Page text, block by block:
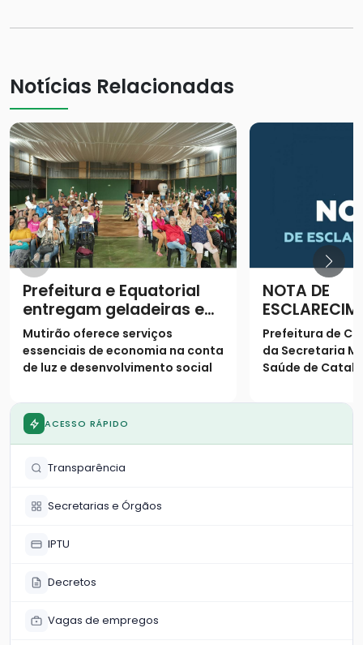
Notícias Relacionadas
Prefeitura e Equatorial
entregam geladeiras e
prestam serviços à
população
Mutirão oferece serviços
essenciais de economia na conta
de luz e desenvolvimento social
NOTA DE
Prefeitura de
da Secretaria
Saúde de
população
ACESSO RÁPIDO
Transparência
Secretarias e Órgãos
IPTU
Decretos
Vagas de empregos